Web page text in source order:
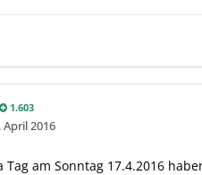
1.603
April 2016
Tag am Sonntag 17.4.2016